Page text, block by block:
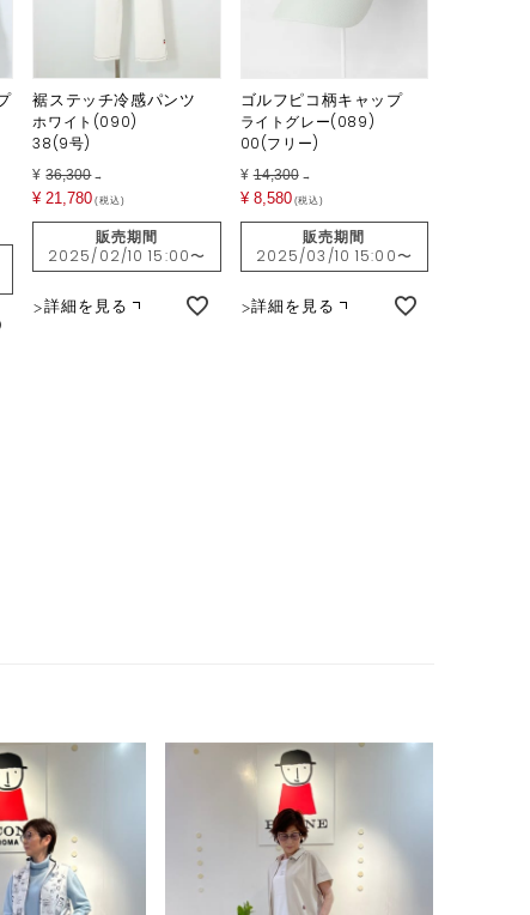
裾ステッチ冷感パンツ
38(9号)
ホワイト(090)
¥ 36,300 →
¥ 21,780 税込
販売期間
2025/02/10 15:00〜
詳細を見る
ゴルフピコ柄キャップ
00(フリー)
ライトグレー(089)
¥ 14,300 →
¥ 8,580 税込
販売期間
2025/03/10 15:00〜
詳細を見る